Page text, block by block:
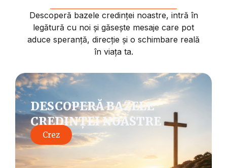
Descoperă bazele credinței noastre, intră în
legătură cu noi și găsește mesaje care pot
aduce speranță, direcție și o schimbare reală
în viața ta.
DESCOPERĂ BAZELE
CREDINȚEI NOASTRE
Crez